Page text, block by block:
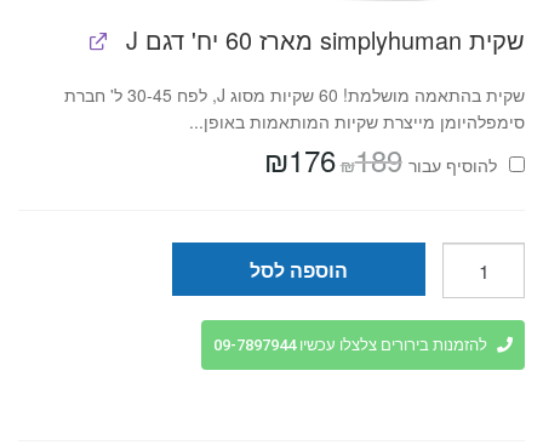
שקית simplyhuman מארז 60 יח' דגם J
שקית בהתאמה מושלמת! 60 שקיות מסוג J, לפח 30-45 ל' חברת
סימפלהיומן מייצרת שקיות המותאמות באופן...
להוסיף⁦⁩ עבור
₪189 המחיר
המקורי₪176
פח
דוושה
מלבני
הוספה לסל
להזמנות בירורים צלצלו עכשיו 09-7897944